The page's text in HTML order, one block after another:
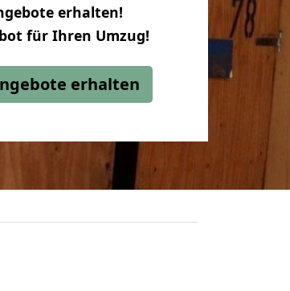
erhalten!
für Ihren Umzug!
erhalten